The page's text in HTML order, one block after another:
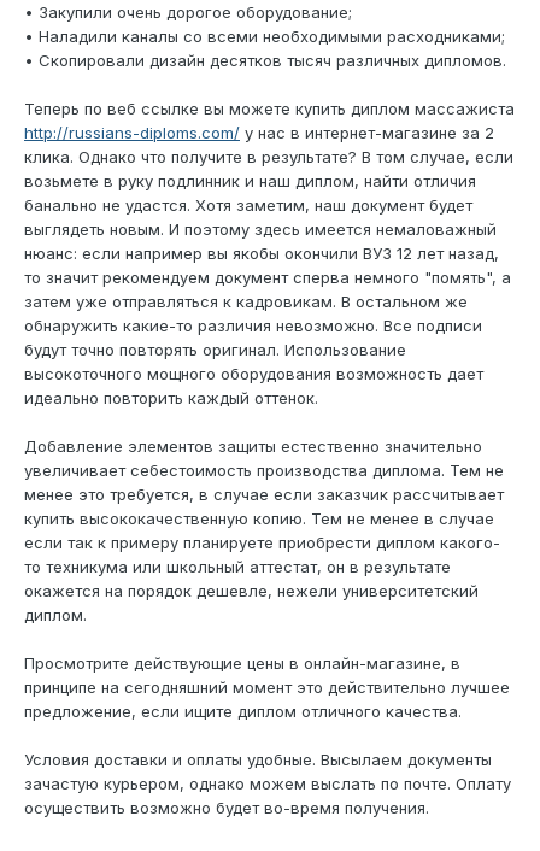
• Закупили очень дорогое оборудование;
• Наладили каналы со всеми необходимыми расходниками;
• Скопировали дизайн десятков тысяч различных дипломов.
Теперь по веб ссылке вы можете купить диплом массажиста
http://russians-diploms.com/ у нас в интернет-магазине за 2
клика. Однако что получите в результате? В том случае, если
возьмете в руку подлинник и наш диплом, найти отличия
банально не удастся. Хотя заметим, наш документ будет
выглядеть новым. И поэтому здесь имеется немаловажный
нюанс: если например вы якобы окончили ВУЗ 12 лет назад,
то значит рекомендуем документ сперва немного "помять", а
затем уже отправляться к кадровикам. В остальном же
обнаружить какие-то различия невозможно. Все подписи
будут точно повторять оригинал. Использование
высокоточного мощного оборудования возможность дает
идеально повторить каждый оттенок.
Добавление элементов защиты естественно значительно
увеличивает себестоимость производства диплома. Тем не
менее это требуется, в случае если заказчик рассчитывает
купить высококачественную копию. Тем не менее в случае
если так к примеру планируете приобрести диплом какого-
то техникума или школьный аттестат, он в результате
окажется на порядок дешевле, нежели университетский
диплом.
Просмотрите действующие цены в онлайн-магазине, в
принципе на сегодняшний момент это действительно лучшее
предложение, если ищите диплом отличного качества.
Условия доставки и оплаты удобные. Высылаем документы
зачастую курьером, однако можем выслать по почте. Оплату
осуществить возможно будет во-время получения.